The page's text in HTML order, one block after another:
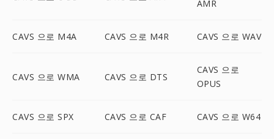
AMR
CAVS 으로 M4A CAVS 으로 M4R CAVS 으로 WAV
CAVS 으로 WMA CAVS 으로 DTS
CAVS 으로
OPUS
CAVS 으로 SPX CAVS 으로 CAF CAVS 으로 W64